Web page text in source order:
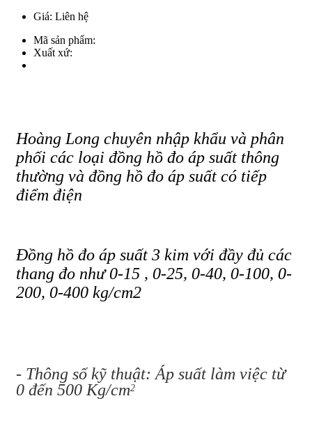
Giá: Liên hệ
Mã sản phẩm:
Xuất xứ:
Hoàng Long chuyên nhập khẩu và phân
phối các loại đồng hồ đo áp suất thông
thường và đồng hồ đo áp suất có tiếp
điểm điện
Đồng hồ đo áp suất 3 kim với đầy đủ các
thang đo như 0-15 , 0-25, 0-40, 0-100, 0-
200, 0-400 kg/cm2
- Thông số kỹ thuật: Áp suất làm việc từ
0 đến 500 Kg/cm2